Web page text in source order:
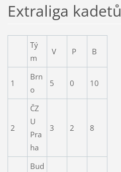
Extraliga kadetů
Tý
m
V P B
1
Brn
o
5 0 10
2
ČZ
U
Pra
ha
3 2 8
Bud